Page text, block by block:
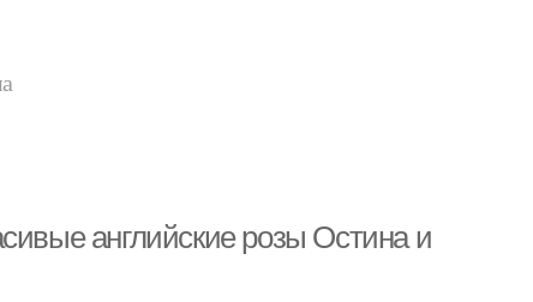
английские розы Остина и